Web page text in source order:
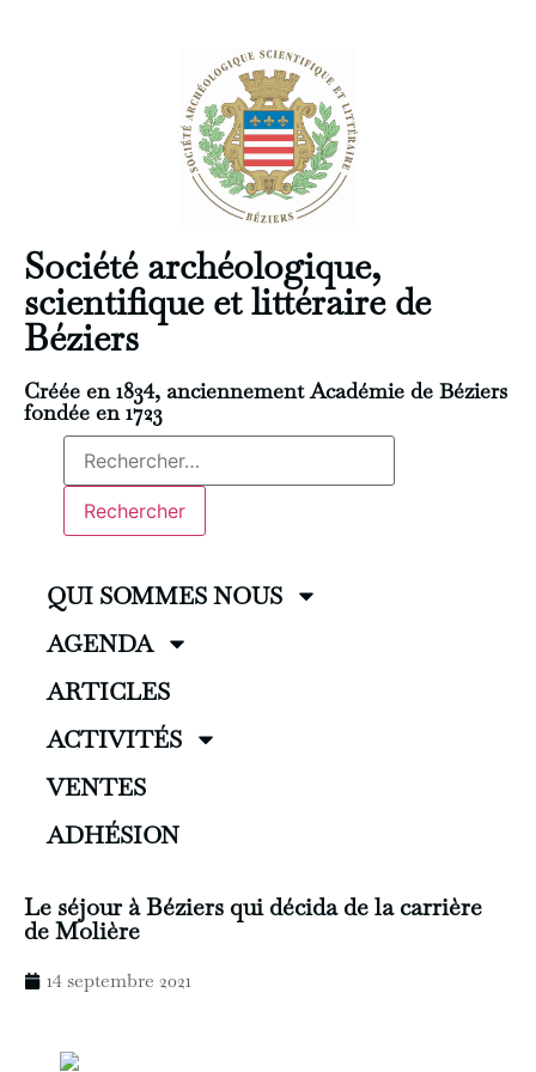
Société archéologique,
scientifique et littéraire de
Béziers
Créée en 1834, anciennement Académie de Béziers
fondée en 1723
QUI SOMMES NOUS
AGENDA
ARTICLES
ACTIVITÉS
VENTES
ADHÉSION
Le séjour à Béziers qui décida de la carrière
de Molière
14 septembre 2021